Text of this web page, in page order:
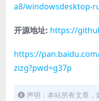
a8/windowsdesktop-
开源地址: https://
https://
zizg?pwd=g37p
声明：本站所有文章